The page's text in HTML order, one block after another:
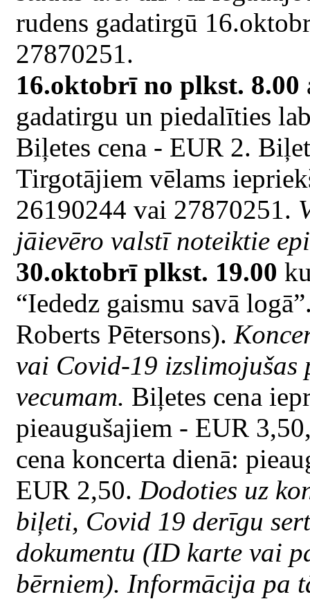
rudens gadatirgū
27870251.
16.oktobrī no plkst. 8.00
gadatirgu un piedalīties
Biļetes cena - EUR 2.
Tirgotājiem vēlams
26190244 vai 27870251.
jāievēro valstī noteiktie
30.oktobrī plkst. 19.00
“Iededz gaismu savā
Roberts Pētersons).
vai Covid-19 izslimojušas
vecumam. Biļetes cena
pieaugušajiem - EUR
cena koncerta dienā:
EUR 2,50. Dodoties uz
biļeti, Covid 19 derīgu
dokumentu (ID karte vai
bērniem). Informācija pa